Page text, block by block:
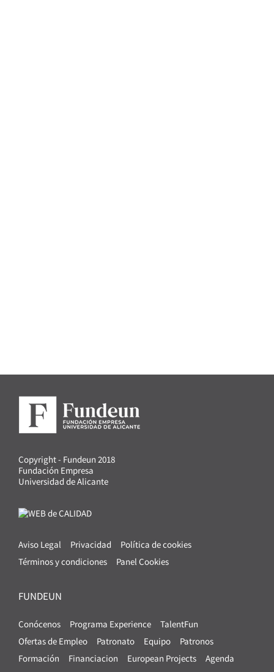
Copyright - Fundeun 2018
Fundación Empresa
Universidad de Alicante
Aviso Legal Privacidad
Política de cookies
Términos y condiciones
Panel Cookies
FUNDEUN
Conócenos Programa Experience
TalentFun
Ofertas de Empleo
Patronato Equipo
Patronos
Formación
Financiacion European Projects
Agenda